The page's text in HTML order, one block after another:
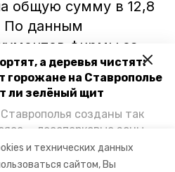
и технических данных
сайтом, Вы
а деревья чистят:
горожане на Ставрополье
ли зелёный щит
созданы так
— лесопарковые зоны,
выхлопных
ли они с
общую сумму в 12,8
По данным
фирмы за
Капитал» кроме
аренды на землю
рублей, на счету
а задолженность